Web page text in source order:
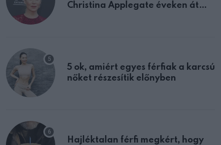
Christina Applegate éveken át
5 ok, amiért egyes férfiak a karcsú
nőket részesítik előnyben
Hajléktalan férfi megkért, hogy